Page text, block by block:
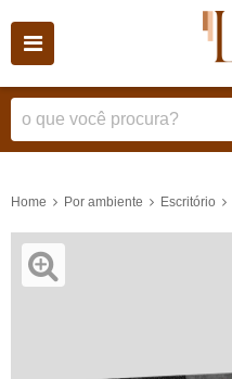
Home Por ambiente Escritório